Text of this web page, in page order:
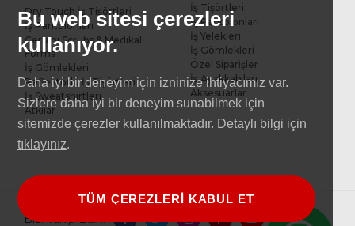
Dry Touch İş Tişörtleri
İş Pantolonları
Cerrahi Scrubs & Medikal
Forma
İş Gömlekleri
Reflektörlü İş Tişörtleri
İş Sweatshirtleri
Atkılar
İş Tişörtleri
İş Pantolonları
İş Yelekleri
İş Gömlekleri
Özel Siparişler
İş Ayakkabıları
Aksesuarlar
Bizi Takip Edin:
Bu web sitesi çerezleri
kullanıyor.
Daha iyi bir deneyim için izninize ihtiyacımız var.
Sizlere daha iyi bir deneyim sunabilmek için
sitemizde çerezler kullanılmaktadır. Detaylı bilgi için
tıklayınız.
TÜM ÇEREZLERİ KABUL ET